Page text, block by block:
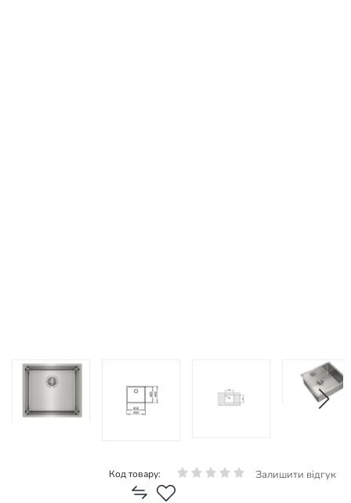
Код товару: Залишити відгук